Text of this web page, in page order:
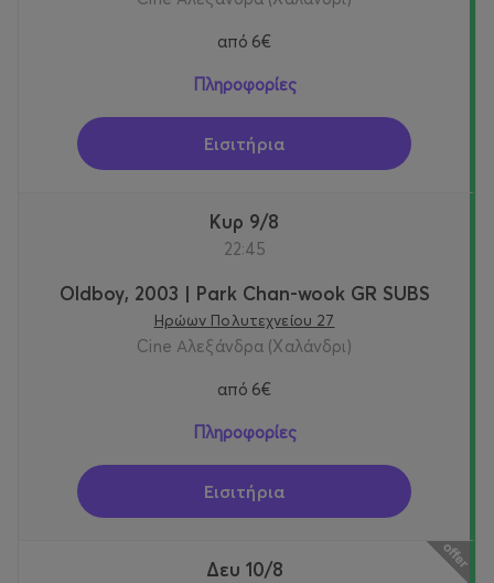
από 6€
Πληροφορίες
Εισιτήρια
Κυρ 9/8
22:45
Oldboy, 2003 | Park Chan-wook GR SUBS
Ηρώων Πολυτεχνείου 27
Cine Αλεξάνδρα (Χαλάνδρι)
από 6€
Πληροφορίες
Εισιτήρια
Δευ 10/8